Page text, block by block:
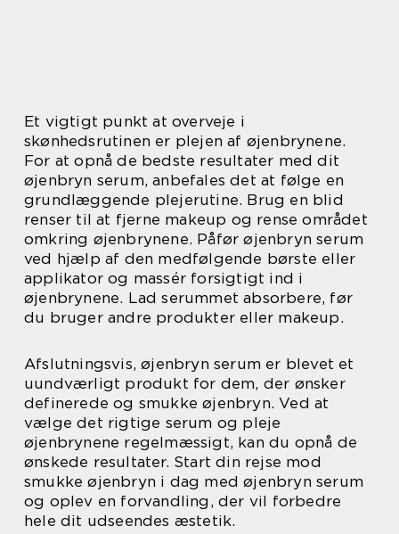
Et vigtigt punkt at overveje i
skønhedsrutinen er plejen af øjenbrynene.
For at opnå de bedste resultater med dit
øjenbryn serum, anbefales det at følge en
grundlæggende plejerutine. Brug en blid
renser til at fjerne makeup og rense området
omkring øjenbrynene. Påfør øjenbryn serum
ved hjælp af den medfølgende børste eller
applikator og massér forsigtigt ind i
øjenbrynene. Lad serummet absorbere, før
du bruger andre produkter eller makeup.
Afslutningsvis, øjenbryn serum er blevet et
uundværligt produkt for dem, der ønsker
definerede og smukke øjenbryn. Ved at
vælge det rigtige serum og pleje
øjenbrynene regelmæssigt, kan du opnå de
ønskede resultater. Start din rejse mod
smukke øjenbryn i dag med øjenbryn serum
og oplev en forvandling, der vil forbedre
hele dit udseendes æstetik.